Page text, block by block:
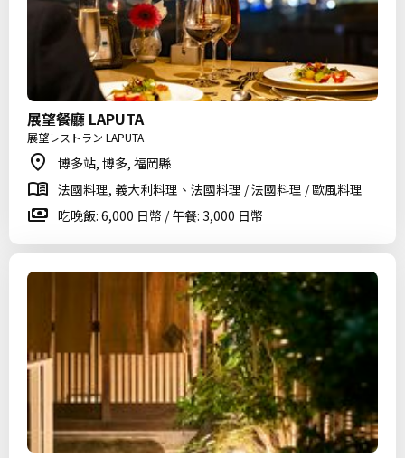
展望餐廳 LAPUTA
展望レストラン LAPUTA
博多站, 博多, 福岡縣
法國料理, 義大利料理、法國料理 / 法國料理 / 歐風料理
吃晚飯: 6,000 日幣 / 午餐: 3,000 日幣